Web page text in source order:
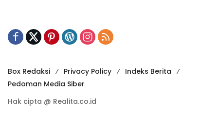
Box Redaksi Privacy Policy
Indeks Berita
Pedoman Media Siber
Hak cipta @ Realita.co.id